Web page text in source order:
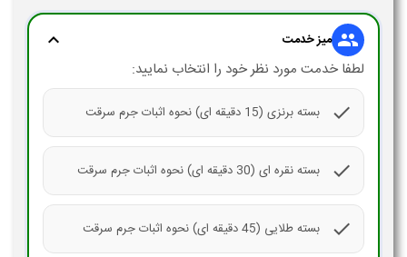
group میز خدمت expand_more
لطفا خدمت مورد نظر خود را انتخاب نمایید:
check بسته برنزی (15 دقیقه ای) نحوه اثبات جرم سرقت
check بسته نقره ای (30 دقیقه ای) نحوه اثبات جرم سرقت
check بسته طلایی (45 دقیقه ای) نحوه اثبات جرم سرقت